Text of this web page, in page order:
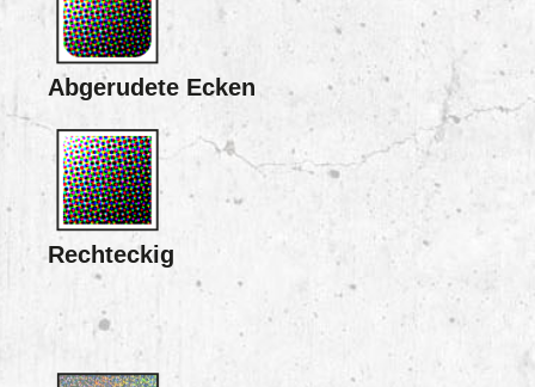
Abgerudete Ecken
Rechteckig